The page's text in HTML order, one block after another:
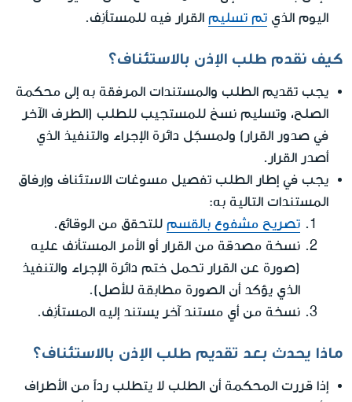
اليوم الذي تم تسليم القرار فيه للمستأنِف.
كيف نقدم طلب الإذن بالاستئناف؟
يجب تقديم الطلب والمستندات المرفقة به إلى محكمة
الصلح، وتسليم نسخ للمستجيب للطلب (الطرف الآخر
في صدور القرار) ولمسجّل دائرة الإجراء والتنفيذ الذي
أصدر القرار.
يجب في إطار الطلب تفصيل مسوغات الاستئناف وإرفاق
المستندات التالية به:
تصريح مشفوع بالقسم للتحقق من الوقائع.
نسخة مصدقة من القرار أو الأمر المستأنف عليه
(صورة عن القرار تحمل ختم دائرة الإجراء والتنفيذ
الذي يؤكد أن الصورة مطابقة للأصل).
نسخة من أي مستند آخر يستند إليه المستأنِف.
ماذا يحدث بعد تقديم طلب الإذن بالاستئناف؟
إذا قررت المحكمة أن الطلب لا يتطلب رداً من الأطراف